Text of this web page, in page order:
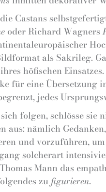
Castans
oder Richard Wagners
als Sakrileg.
höfischen
für eine
jedes
folgen, schlösse
aus: nämlich
und vorzuführen,
solcherart
Mann das
zu figurieren.